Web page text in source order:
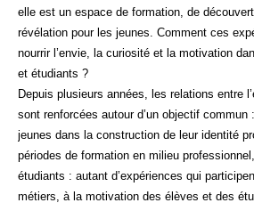
elle est un espace de formation, de
révélation pour les jeunes. Comment ces
nourrir l’envie, la curiosité et la motivation
et étudiants ?
Depuis plusieurs années, les relations entre
sont renforcées autour d’un objectif commun
jeunes dans la construction de leur identité
périodes de formation en milieu
étudiants : autant d’expériences qui
métiers, à la motivation des élèves et des